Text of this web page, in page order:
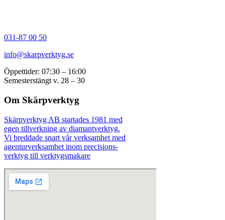
031-87 00 50
info@skarpverktyg.se
Öppettider: 07:30 – 16:00
Semesterstängt v. 28 – 30
Om Skärpverktyg
Skärpverktyg AB startades 1981 med
egen tillverkning av diamantverktyg.
Vi breddade snart vår verksamhet med
agenturverksamhet inom precisions-
verktyg till verktygsmakare